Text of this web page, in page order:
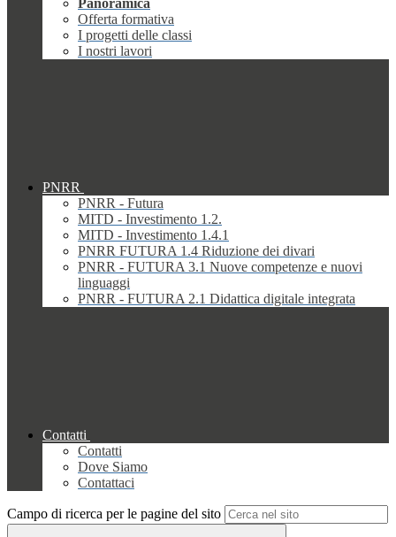
Panoramica
Offerta formativa
I progetti delle classi
I nostri lavori
PNRR
PNRR - Futura
MITD - Investimento 1.2.
MITD - Investimento 1.4.1
PNRR FUTURA 1.4 Riduzione dei divari
PNRR - FUTURA 3.1 Nuove competenze e nuovi
linguaggi
PNRR - FUTURA 2.1 Didattica digitale integrata
Contatti
Contatti
Dove Siamo
Contattaci
Campo di ricerca per le pagine del sito